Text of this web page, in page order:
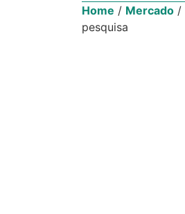
Home / Mercado/
pesquisa